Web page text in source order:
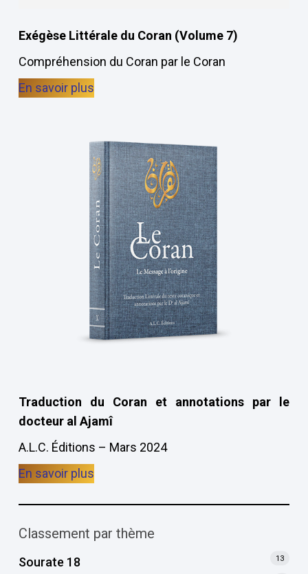
Exégèse Littérale du Coran (Volume 7)
Compréhension du Coran par le Coran
En savoir plus
Traduction du Coran et annotations par le
docteur al Ajamî
A.L.C. Éditions – Mars 2024
En savoir plus
Classement par thème
Sourate 18 13